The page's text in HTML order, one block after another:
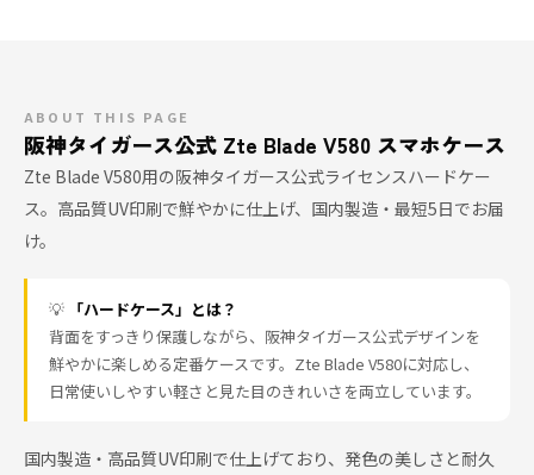
ABOUT THIS PAGE
阪神タイガース公式 Zte Blade V580 スマホケース
Zte Blade V580用の阪神タイガース公式ライセンスハードケー
ス。高品質UV印刷で鮮やかに仕上げ、国内製造・最短5日でお届
け。
💡 「ハードケース」とは？
背面をすっきり保護しながら、阪神タイガース公式デザインを
鮮やかに楽しめる定番ケースです。Zte Blade V580に対応し、
日常使いしやすい軽さと見た目のきれいさを両立しています。
国内製造・高品質UV印刷で仕上げており、発色の美しさと耐久